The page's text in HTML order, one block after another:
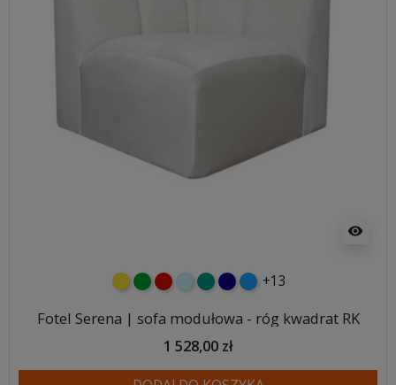
visibility
żółtyzielonyczerwony
błękitnyturkusowy
granatowy
niebieski
+13
Fotel Serena | sofa modułowa - róg kwadrat RK
1 528,00 zł